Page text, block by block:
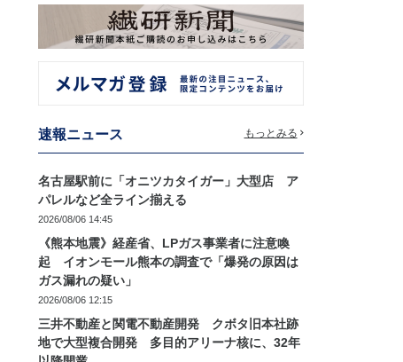
速報ニュース もっとみる
名古屋駅前に「オニツカタイガー」大型店 ア
パレルなど全ライン揃える
2026/08/06 14:45
《熊本地震》経産省、LPガス事業者に注意喚
起 イオンモール熊本の調査で「爆発の原因は
ガス漏れの疑い」
2026/08/06 12:15
三井不動産と関電不動産開発 クボタ旧本社跡
地で大型複合開発 多目的アリーナ核に、32年